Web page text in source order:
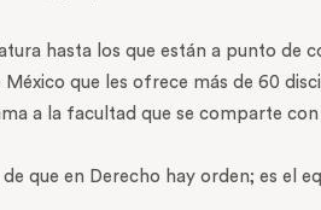
hasta los que están a punto
que les ofrece más de 60
a la facultad que se comparte
que en Derecho hay orden; es el